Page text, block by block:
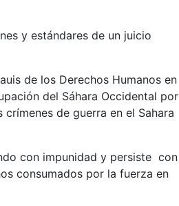
y estándares de un juicio
de los Derechos Humanos en
del Sáhara Occidental por
de guerra en el Sahara
con impunidad y persiste con
consumados por la fuerza en